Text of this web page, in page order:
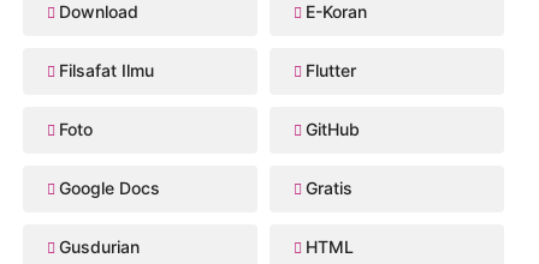
Download E-Koran
Filsafat Ilmu Flutter
Foto GitHub
Google Docs Gratis
Gusdurian HTML